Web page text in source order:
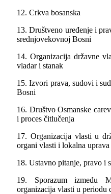
12. Crkva bosanska
13. Društveno uređenje i
srednjovekovnoj Bosni
14. Organizacija državne
vladar i stanak
15. Izvori prava, sudovi i
Bosni
16. Društvo Osmanske
i proces čitlučenja
17. Organizacija vlasti u
organi vlasti i lokalna uprava
18. Ustavno pitanje, pravo i
19. Sporazum između
organizacija vlasti u periodu